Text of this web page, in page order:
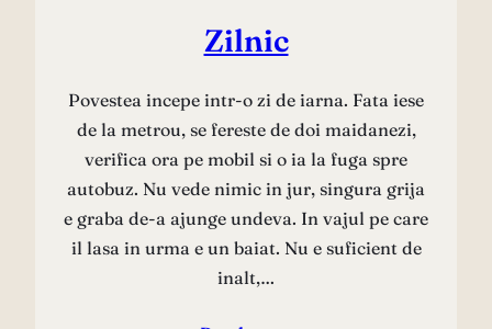
Zilnic
Povestea incepe intr-o zi de iarna. Fata iese
de la metrou, se fereste de doi maidanezi,
verifica ora pe mobil si o ia la fuga spre
autobuz. Nu vede nimic in jur, singura grija
e graba de-a ajunge undeva. In vajul pe care
il lasa in urma e un baiat. Nu e suficient de
inalt,…